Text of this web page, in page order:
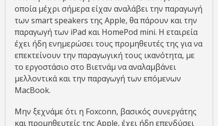
οποία μέχρι σήμερα είχαν αναλάβει την παραγωγή
των smart speakers της Apple, θα πάρουν και την
παραγωγή των iPad και HomePod mini. Η εταιρεία
έχει ήδη ενημερώσει τους προμηθευτές της για να
επεκτείνουν την παραγωγική τους ικανότητα, με
το εργοστάσιο στο Βιετνάμ να αναλαμβάνει
μελλοντικά και την παραγωγή των επόμενων
MacBook.
Μην ξεχνάμε ότι η Foxconn, βασικός συνεργάτης
και προμηθευτείς της Apple, έχει ήδη επενδύσει